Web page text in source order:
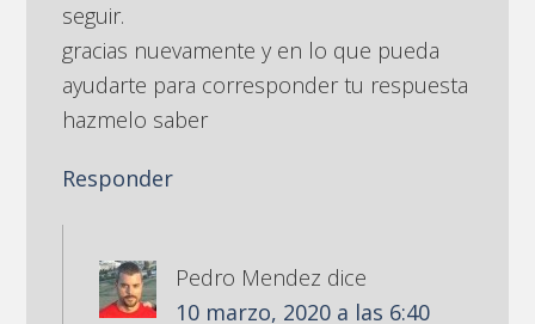
seguir.
gracias nuevamente y en lo que pueda
ayudarte para corresponder tu respuesta
hazmelo saber
Responder
Pedro Mendez dice
10 marzo, 2020 a las 6:40